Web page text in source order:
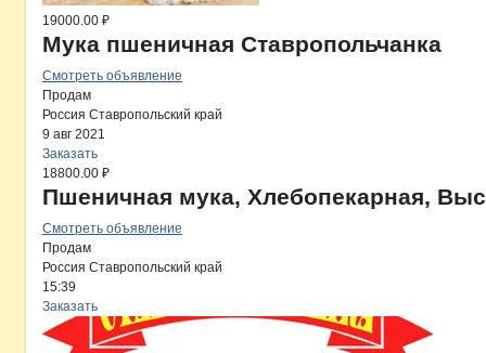
19000.00 ₽
Мука пшеничная Ставропольчанка
Смотреть объявление
Продам
Россия Ставропольский край
9 авг 2021
Заказать
18800.00 ₽
Пшеничная мука, Хлебопекарная,
Смотреть объявление
Продам
Россия Ставропольский край
15:39
Заказать